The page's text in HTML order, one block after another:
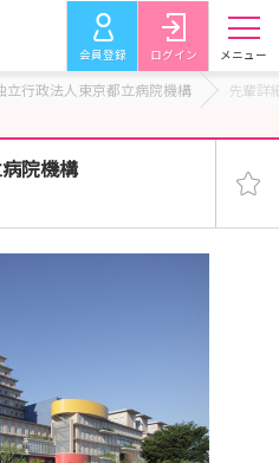
会員登録 ログイン メニュー
立行政法人東京都立病院機構 先輩詳
院機構